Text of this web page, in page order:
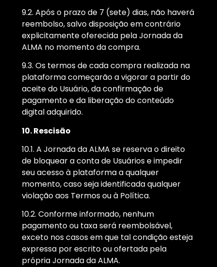
9.2. Após o prazo de 7 (sete) dias, não haverá
reembolso, salvo disposição em contrário
explicitamente oferecida pela Jornada da
ALMA no momento da compra.
9.3. Os termos de cada compra realizada na
plataforma começarão a vigorar a partir do
aceite do Usuário, da confirmação de
pagamento e da liberação do conteúdo
digital adquirido.
10. Rescisão
10.1. A Jornada da ALMA se reserva o direito
de bloquear a conta de Usuários e impedir
seu acesso à plataforma a qualquer
momento, caso seja identificada qualquer
violação aos Termos ou à Política.
10.2. Conforme informado, nenhum
pagamento ou taxa será reembolsável,
exceto nos casos em que tal condição esteja
expressa por escrito ou ofertada pela
própria Jornada da ALMA.